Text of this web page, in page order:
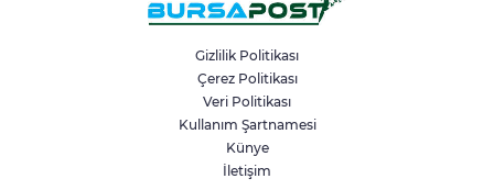
Mahalleyi savaş alanına çevirdi, alkollü
Bir adımla hayata tutundu, motosikletli
duvara çarparak can verdi
Gizlilik Politikası
Çerez Politikası
Veri Politikası
Kullanım Şartnamesi
Künye
İletişim